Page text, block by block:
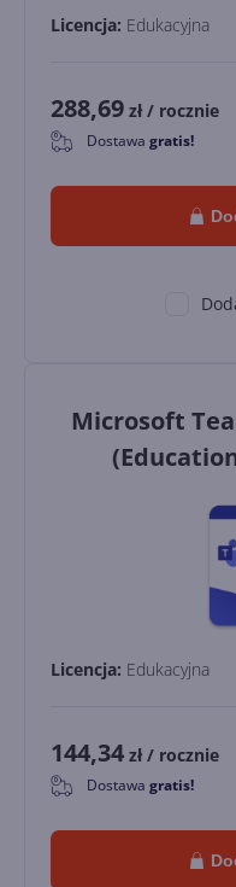
Licencja: Edukacyjna
288,69 zł / rocznie
0 Dostawa gratis!
Microsoft
Licencja: Edukacyjna
144,34 zł / rocznie
0 Dostawa gratis!